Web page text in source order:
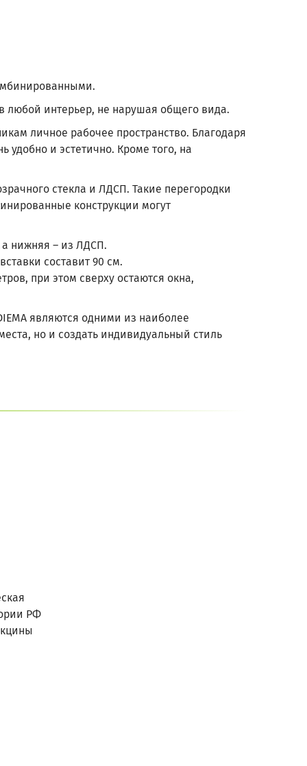
любой интерьер, не нарушая общего вида.
личное рабочее пространство. Благодаря
и эстетично. Кроме того, на
стекла и ЛДСП. Такие перегородки
конструкции могут
а нижняя – из ЛДСП.
составит 90 см.
при этом сверху остаются окна,
являются одними из наиболее
но и создать индивидуальный стиль
РФ